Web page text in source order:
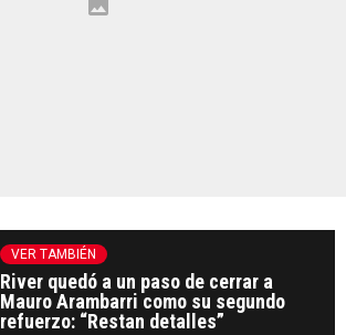
VER TAMBIÉN
River quedó a un paso de cerrar a
Mauro Arambarri como su segundo
refuerzo: “Restan detalles”